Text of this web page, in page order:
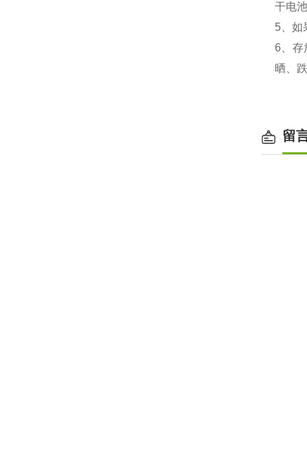
干电
5、如
6、存
晒、
留